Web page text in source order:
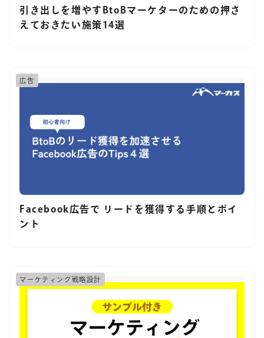
引き出しを増やすBtoBマーケターのための押さ
えておきたい施策14選
広告
Facebook広告で リードを獲得する手順とポイ
ント
マーケティング戦略設計